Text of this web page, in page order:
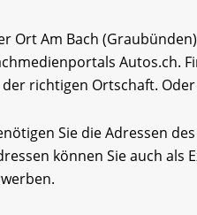
Ort Am Bach
Autos.ch.
richtigen Ortschaft.
Sie die Adressen
können Sie auch als